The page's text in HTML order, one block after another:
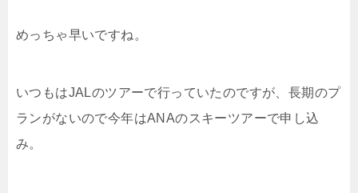
めっちゃ早いですね。
いつもはJALのツアーで行っていたのですが、長期のプ
ランがないので今年はANAのスキーツアーで申し込
み。